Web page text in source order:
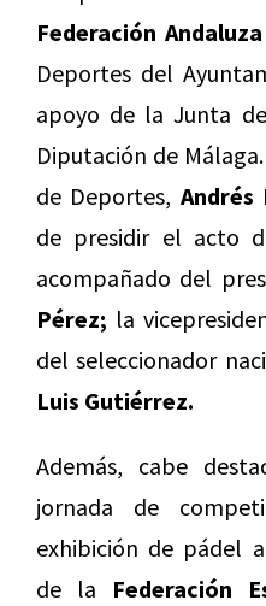
Federación
Deportes del
apoyo de la Junta
Diputación de
de Deportes, Andrés
de presidir el acto
acompañado del
Pérez; la
del seleccionador
Luis Gutiérrez.
Además, cabe
jornada de
exhibición de pádel
de la Federación